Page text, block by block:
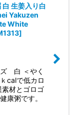
生姜入り白
Yakuzen
White
]
白 ＜やく
calで低カロ
素材とゴロゴ
康粥です。